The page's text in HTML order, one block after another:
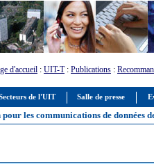
de l'UIT Salle de presse
d'accueil : UIT-T: Publications :
les communications de données